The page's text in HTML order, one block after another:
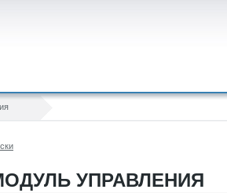
УПРАВЛЕНИЯ